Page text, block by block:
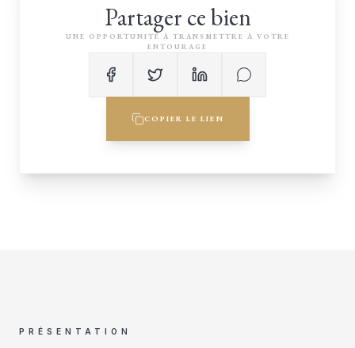
Partager ce bien
UNE OPPORTUNITÉ À TRANSMETTRE À VOTRE
ENTOURAGE
COPIER LE LIEN
PRÉSENTATION